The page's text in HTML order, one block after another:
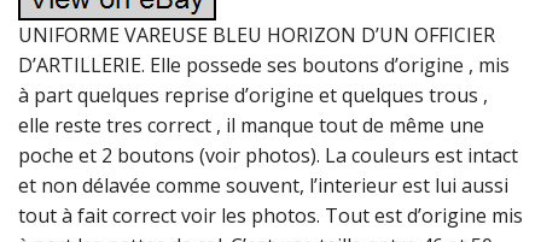
UNIFORME VAREUSE BLEU HORIZON D’UN OFFICIER
D’ARTILLERIE. Elle possede ses boutons d’origine , mis
à part quelques reprise d’origine et quelques trous ,
elle reste tres correct , il manque tout de même une
poche et 2 boutons (voir photos). La couleurs est intact
et non délavée comme souvent, l’interieur est lui aussi
tout à fait correct voir les photos. Tout est d’origine mis